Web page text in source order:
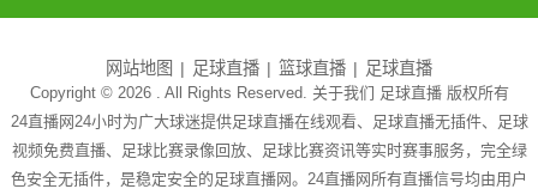
网站地图 足球直播 篮球直播 足球直播
Copyright © 2026 . All Rights Reserved. 关于我们 足球直播版权所有
24直播网24小时为广大球迷提供足球直播在线观看、足球直播无插件、足球
视频免费直播、足球比赛录像回放、足球比赛资讯等实时赛事服务，完全绿
色安全无插件，是稳定安全的足球直播网。24直播网所有直播信号均由用户